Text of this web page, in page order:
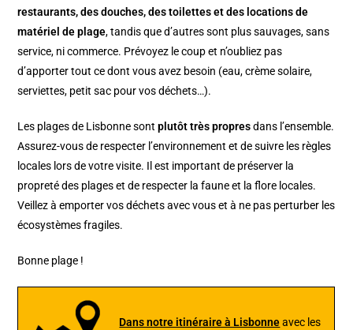
restaurants, des douches, des toilettes et des locations de
matériel de plage, tandis que d’autres sont plus sauvages, sans
service, ni commerce. Prévoyez le coup et n’oubliez pas
d’apporter tout ce dont vous avez besoin (eau, crème solaire,
serviettes, petit sac pour vos déchets…).
Les plages de Lisbonne sontplutôt très propresdans l’ensemble.
Assurez-vous de respecter l’environnement et de suivre les règles
locales lors de votre visite. Il est important de préserver la
propreté des plages et de respecter la faune et la flore locales.
Veillez à emporter vos déchets avec vous et à ne pas perturber les
écosystèmes fragiles.
Bonne plage !
Dans notre itinéraire à Lisbonneavec les